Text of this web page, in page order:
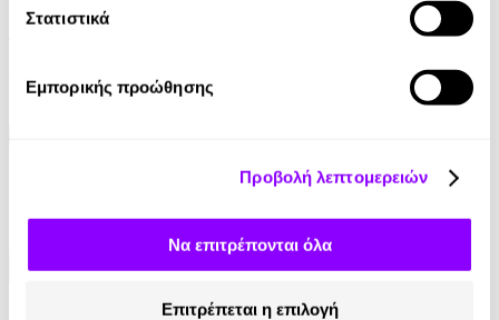
Στατιστικά
Εμπορικής προώθησης
Προβολή λεπτομερειών
Να επιτρέπονται όλα
Επιτρέπεται η επιλογή
Συλλογικό έργο